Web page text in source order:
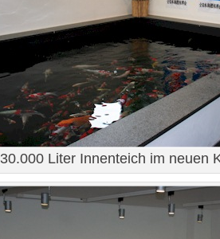
30.000 Liter Innenteich im neuen